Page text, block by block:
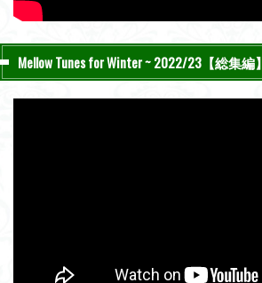
Mellow Tunes for Winter ~ 2022/23【総集編】